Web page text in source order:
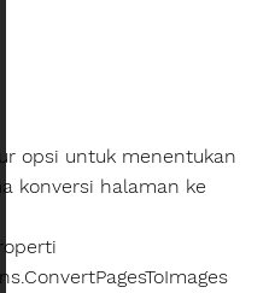
opsi untuk menentukan
konversi halaman ke